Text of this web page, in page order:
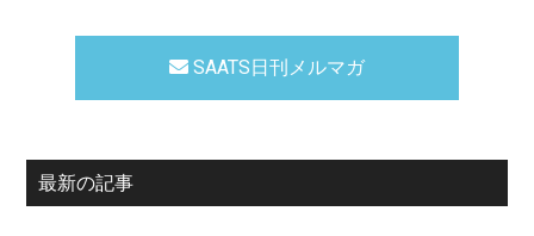
SAATS日刊メルマガ
最新の記事